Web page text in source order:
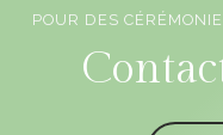
POUR DES